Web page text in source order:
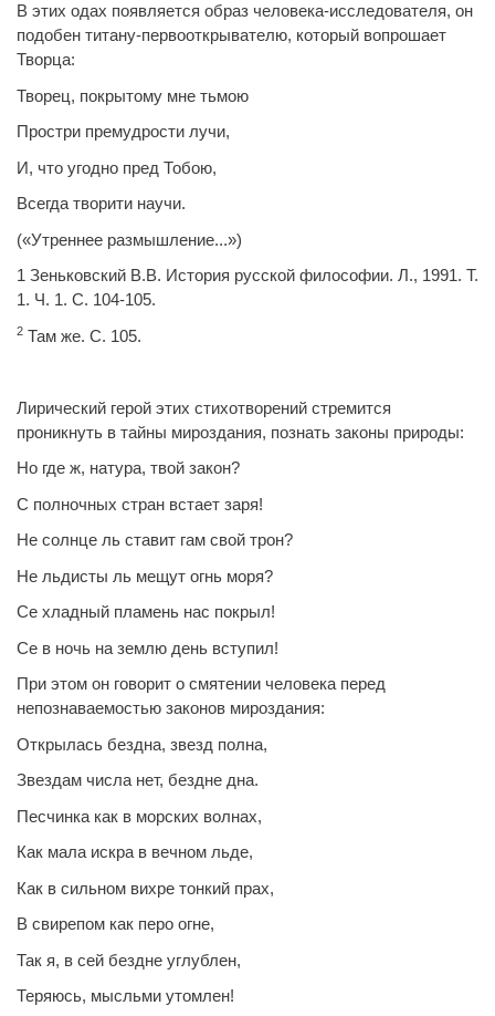
В этих одах появляется образ человека-исследователя, он
подобен титану-первооткрывателю, который вопрошает
Творца:
Творец, покрытому мне тьмою
Простри премудрости лучи,
И, что угодно пред Тобою,
Всегда творити научи.
(«Утреннее размышление...»)
1 Зеньковский В.В. История русской философии. Л., 1991. Т.
1. Ч. 1. С. 104-105.
2 Там же. С. 105.
Лирический герой этих стихотворений стремится
проникнуть в тайны мироздания, познать законы природы:
Но где ж, натура, твой закон?
С полночных стран встает заря!
Не солнце ль ставит гам свой трон?
Не льдисты ль мещут огнь моря?
Се хладный пламень нас покрыл!
Се в ночь на землю день вступил!
При этом он говорит о смятении человека перед
непознаваемостью законов мироздания:
Открылась бездна, звезд полна,
Звездам числа нет, бездне дна.
Песчинка как в морских волнах,
Как мала искра в вечном льде,
Как в сильном вихре тонкий прах,
В свирепом как перо огне,
Так я, в сей бездне углублен,
Теряюсь, мысльми утомлен!